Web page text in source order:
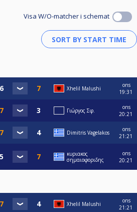
Visa W/O-matcher i schemat
Xhelil Malushi
ons
19:31
Γιώργος Σφ.
ons
20:21
Dimitris Vagelakos
ons
21:21
κυριακος
σημαιοφοριδης
ons
20:21
Xhelil Malushi
ons
21:21